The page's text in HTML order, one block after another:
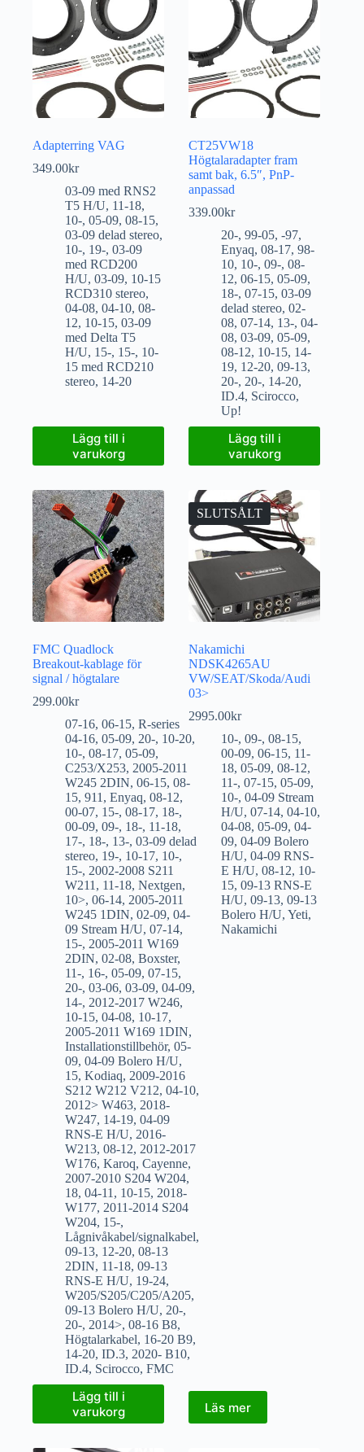
Adapterring VAG
349.00kr
03-09 med RNS2
T5 H/U, 11-18,
10-, 05-09, 08-15,
03-09 delad stereo,
10-, 19-, 03-09
med RCD200
H/U, 03-09, 10-15
RCD310 stereo,
04-08, 04-10, 08-
12, 10-15, 03-09
med Delta T5
H/U, 15-, 15-, 10-
15 med RCD210
stereo, 14-20
Lägg till i
varukorg
CT25VW18
Högtalaradapter fram
samt bak, 6.5″, PnP-
anpassad
339.00kr
20-,99-05,-97,
Enyaq,08-17,98-
10, 10-,09-,08-
12,06-15,05-09,
18-,07-15,03-09
delad stereo,02-
08,07-14, 13-,04-
08,03-09,05-09,
08-12, 10-15, 14-
19, 12-20,09-13,
20-, 20-, 14-20,
ID.4, Scirocco,
Up!
Lägg till i
varukorg
FMC Quadlock
Breakout-kablage för
signal / högtalare
299.00kr
07-16, 06-15, R-series
04-16, 05-09, 20-, 10-20,
10-, 08-17, 05-09,
C253/X253, 2005-2011
W245 2DIN, 06-15, 08-
15, 911, Enyaq, 08-12,
00-07, 15-, 08-17, 18-,
00-09, 09-, 18-, 11-18,
17-, 18-, 13-, 03-09 delad
stereo, 19-, 10-17, 10-,
15-, 2002-2008 S211
W211, 11-18, Nextgen,
10>, 06-14, 2005-2011
W245 1DIN, 02-09, 04-
09 Stream H/U, 07-14,
15-, 2005-2011 W169
2DIN, 02-08, Boxster,
11-, 16-, 05-09, 07-15,
20-, 03-06, 03-09, 04-09,
14-, 2012-2017 W246,
10-15, 04-08, 10-17,
2005-2011 W169 1DIN,
Installationstillbehör, 05-
09, 04-09 Bolero H/U,
15, Kodiaq, 2009-2016
S212 W212 V212, 04-10,
2012> W463, 2018-
W247, 14-19, 04-09
RNS-E H/U, 2016-
W213, 08-12, 2012-2017
W176, Karoq, Cayenne,
2007-2010 S204 W204,
18, 04-11, 10-15, 2018-
W177, 2011-2014 S204
W204, 15-,
Lågnivåkabel/signalkabel,
09-13, 12-20, 08-13
2DIN, 11-18, 09-13
RNS-E H/U, 19-24,
W205/S205/C205/A205,
09-13 Bolero H/U, 20-,
20-, 2014>, 08-16 B8,
Högtalarkabel, 16-20 B9,
14-20, ID.3, 2020- B10,
ID.4, Scirocco, FMC
Lägg till i
varukorg
SLUTSÅLT
Nakamichi
NDSK4265AU
VW/SEAT/Skoda/Audi
03>
2995.00kr
10-,09-,08-15,
00-09,06-15, 11-
18,05-09,08-12,
11-,07-15,05-09,
10-,04-09 Stream
H/U,07-14,04-10,
04-08,05-09,04-
09,04-09 Bolero
H/U,04-09 RNS-
E H/U,08-12, 10-
15,09-13 RNS-E
H/U,09-13,09-13
Bolero H/U,Yeti,
Nakamichi
Läs mer